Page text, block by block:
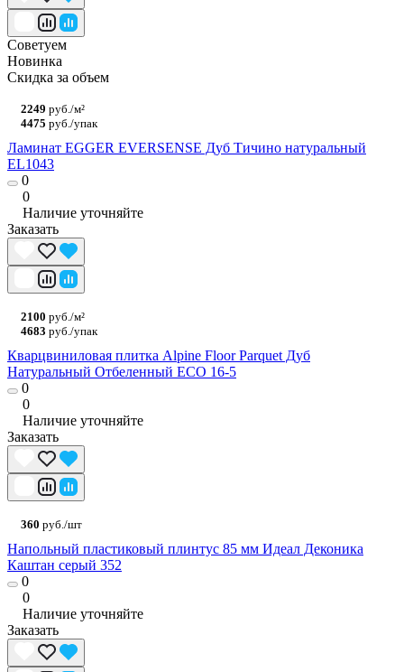
Советуем
Новинка
Скидка за объем
2249 руб./м²
4475 руб./упак
Ламинат EGGER EVERSENSE Дуб Тичино натуральный
EL1043
0
0
Наличие уточняйте
Заказать
2100 руб./м²
4683 руб./упак
Кварцвиниловая плитка Alpine Floor Parquet Дуб
Натуральный Отбеленный ECO 16-5
0
0
Наличие уточняйте
Заказать
360 руб./шт
Напольный пластиковый плинтус 85 мм Идеал Деконика
Каштан серый 352
0
0
Наличие уточняйте
Заказать